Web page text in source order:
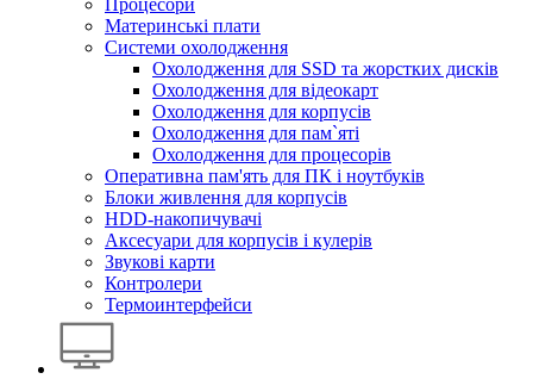
Процесори
Материнські плати
Системи охолодження
Охолодження для SSD та жорстких дисків
Охолодження для відеокарт
Охолодження для корпусів
Охолодження для пам`яті
Охолодження для процесорів
Оперативна пам'ять для ПК і ноутбуків
Блоки живлення для корпусів
HDD-накопичувачі
Аксесуари для корпусів і кулерів
Звукові карти
Контролери
Термоинтерфейси